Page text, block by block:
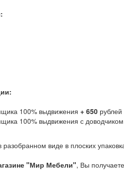
100% выдвижения + 650 рублей
100% выдвижения с доводчиком
виде в плоских
"Мир Мебели", Вы